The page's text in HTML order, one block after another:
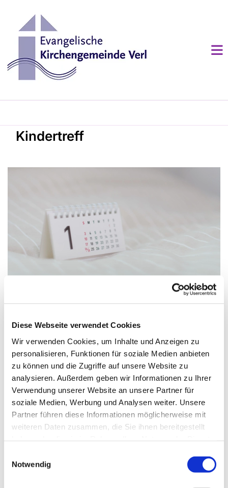
Diese Webseite verwendet Cookies
Wir verwenden Cookies, um Inhalte und Anzeigen zu
personalisieren, Funktionen für soziale Medien anbieten
zu können und die Zugriffe auf unsere Website zu
analysieren. Außerdem geben wir Informationen zu Ihrer
Verwendung unserer Website an unsere Partner für
soziale Medien, Werbung und Analysen weiter. Unsere
Partner führen diese Informationen möglicherweise mit
weiteren Daten zusammen, die Sie ihnen bereitgestellt
Notwendig
Kindertreff
18:30 Uhr
Gemeindehaus Verl - Jugendraum,
Paul-Gerhardt-Str. 6, 33415 Verl
Informationen zum Kindertreff finden sie auf unserer
Internetseite.